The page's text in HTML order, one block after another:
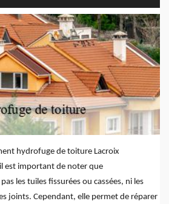
hydrofuge de toiture Lacroix
est important de noter que
les tuiles fissurées ou cassées, ni les
joints. Cependant, elle permet de réparer